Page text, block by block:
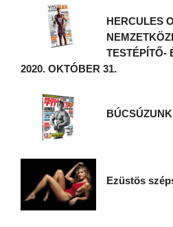
HERCULES
TESTÉPÍTŐ-
2020. OKTÓBER 31.
Ezüstös